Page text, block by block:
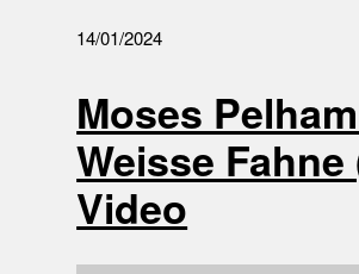
14/01/2024
Moses
Weisse Fahne
Video